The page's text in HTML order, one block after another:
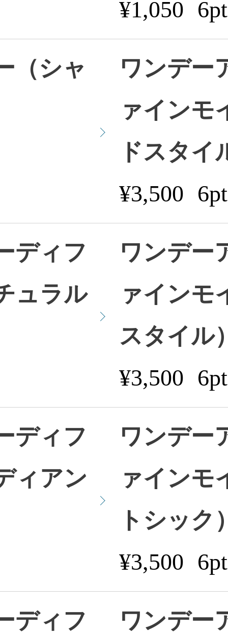
¥1,050 6pt
（シャ
ワンデー
ァインモ
ドスタイ
¥3,500 6pt
ディフ
ュラル
ワンデー
ァインモ
スタイル
¥3,500 6pt
ディフ
ィアン
ワンデー
ァインモ
トシック
¥3,500 6pt
ディフ
ワンデー